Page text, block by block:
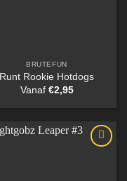
BRUTEFUN
Runt Rookie Hotdogs
Vanaf €2,95